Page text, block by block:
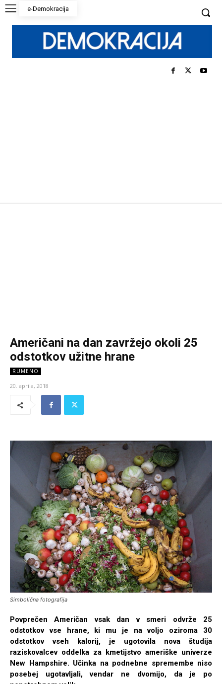
e-Demokracija
Američani na dan zavržejo okoli 25
odstotkov užitne hrane
RUMENO
20. aprila, 2018
Simbolična fotografija
Povprečen Američan vsak dan v smeri odvrže 25
odstotkov vse hrane, ki mu je na voljo oziroma 30
odstotkov vseh kalorij, je ugotovila nova študija
raziskovalcev oddelka za kmetijstvo ameriške univerze
New Hampshire. Učinka na podnebne spremembe niso
posebej ugotavljali, vendar ne dvomijo, da je po